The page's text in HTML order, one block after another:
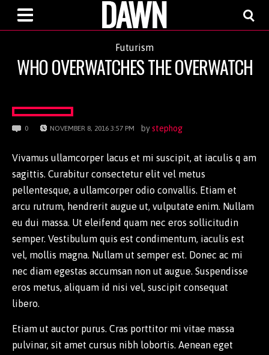
Futurism
WHO OVERWATCHES THE OVERWATCH
0 NOVEMBER 8, 2016 3:57 PM bystephog
Vivamus ullamcorper lacus et mi suscipit, at iaculis q am
sagittis. Curabitur consectetur elit vel metus
pellentesque, a ullamcorper odio convallis. Etiam et
arcu rutrum, hendrerit augue ut, vulputate enim. Nullam
eu dui massa. Ut eleifend quam nec eros sollicitudin
semper. Vestibulum quis est condimentum, iaculis est
vel, mollis magna. Nullam ut semper est. Donec ac mi
nec diam egestas accumsan non ut augue. Suspendisse
eros metus, aliquam id nisi vel, suscipit consequat
libero.
Etiam ut auctor purus. Cras porttitor mi vitae massa
pulvinar, sit amet cursus nibh lobortis. Aenean eget